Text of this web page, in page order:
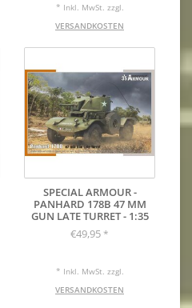
* Inkl. MwSt. zzgl.
VERSANDKOSTEN
SPECIAL ARMOUR -
PANHARD 178B 47 MM
GUN LATE TURRET - 1:35
€49,95 *
* Inkl. MwSt. zzgl.
VERSANDKOSTEN